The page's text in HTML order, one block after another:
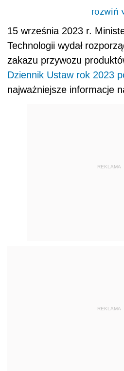
rozwiń
15 września 2023 r.
Technologii wydał
zakazu przywozu
Dziennik Ustaw rok 2023
najważniejsze informacje
REKLAMA
REKLAMA